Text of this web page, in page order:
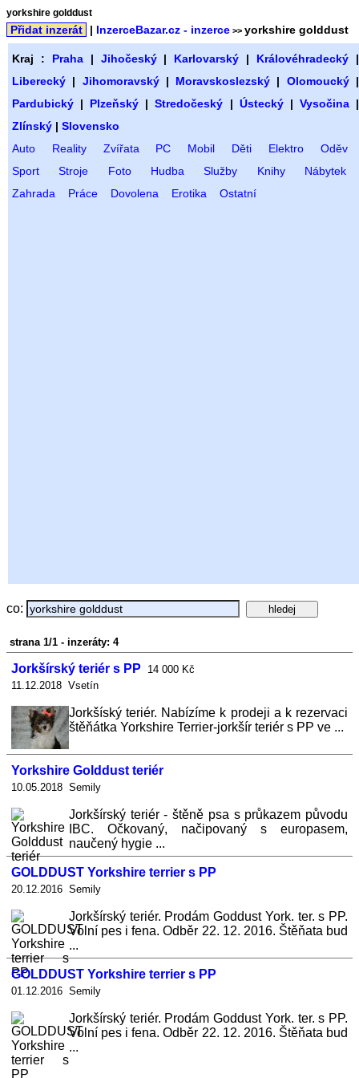
yorkshire golddust
Přidat inzerát | InzerceBazar.cz - inzerce >> yorkshire golddust
Kraj : Praha| Jihočeský| Karlovarský | Královéhradecký |
Liberecký | Jihomoravský| Moravskoslezský | Olomoucký|
Pardubický | Plzeňský |Stredočeský | Ústecký| Vysočina|
Zlínský | Slovensko
Auto
Reality Zvířata PC Mobil Děti Elektro
Oděv
Sport
Stroje Foto Hudba Služby Knihy
Nábytek
Zahrada
Práce Dovolena Erotika Ostatní
co:
strana 1/1 - inzeráty: 4
Jorkšírský teriér s PP
14 000 Kč
11.12.2018 Vsetín
Jorkšíský teriér. Nabízíme k prodeji a k rezervaci
štěňátka Yorkshire Terrier-jorkšír teriér s PP ve ...
Yorkshire Golddust teriér
10.05.2018 Semily
Jorkšírský teriér - štěně psa s průkazem původu
IBC. Očkovaný, načipovaný s europasem,
naučený hygie ...
GOLDDUST Yorkshire terrier s PP
20.12.2016 Semily
Jorkšírský teriér. Prodám Goddust York. ter. s PP.
Volní pes i fena. Odběr 22. 12. 2016. Štěňata bud
...
GOLDDUST Yorkshire terrier s PP
01.12.2016 Semily
Jorkšírský teriér. Prodám Goddust York. ter. s PP.
Volní pes i fena. Odběr 22. 12. 2016. Štěňata bud
...